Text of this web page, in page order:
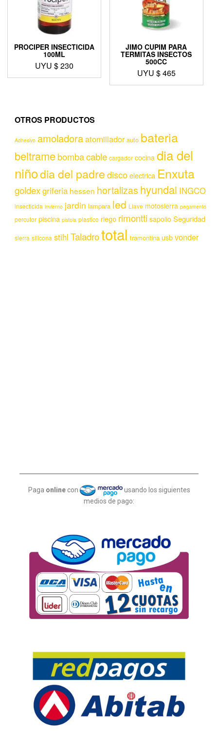
PROCIPER INSECTICIDA
100ML
UYU $230
JIMO CUPIM PARA
TERMITAS INSECTOS
500CC
UYU $465
OTROS PRODUCTOS
Adhesivo amoladoraatornillador auto bateria
beltramebombacable cargador cocina dia del
niñodia del padrediscoelectrica Enxuta
goldexgriferia hessen hortalizas hyundai INGCO
insecticida invierno jardin lampara led Llave motosierra pegamento
percutor piscina pistola plastico riego rimontti sapolio Seguridad
sierra silicona stihl Taladrototal tramontina usbvonder
Paga online con
usando los siguientes
medios de pago: